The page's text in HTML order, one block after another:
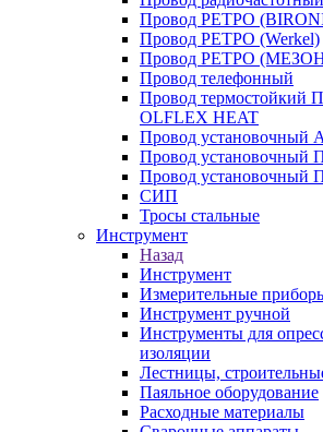
Провод РЕТРО
Провод РЕТРО (Werkel)
Провод РЕТРО
Провод телефонный
Провод
OLFLEX HEAT
Провод установочный
Провод установочный
Провод
СИП
Тросы стальные
Инструмент
Назад
Инструмент
Измерительные
Инструмент ручной
Инструменты для
изоляции
Лестницы,
Паяльное оборудование
Расходные материалы